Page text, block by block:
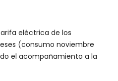
eléctrica de los
(consumo noviembre
el acompañamiento a la